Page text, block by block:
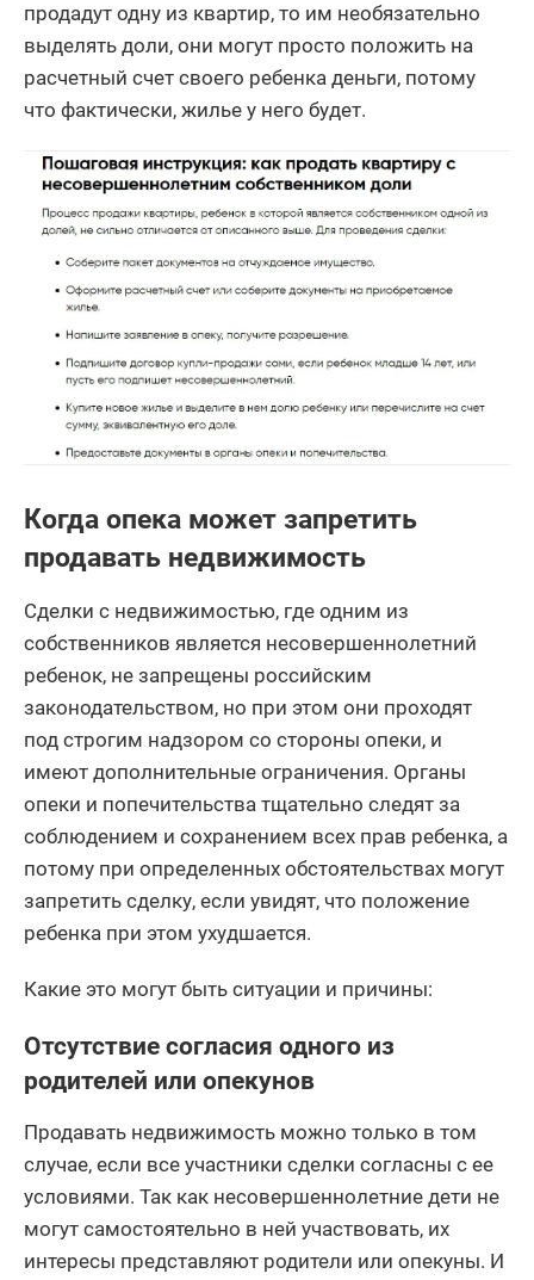
продадут одну из квартир, то им необязательно
выделять доли, они могут просто положить на
расчетный счет своего ребенка деньги, потому
что фактически, жилье у него будет.
Когда опека может запретить
продавать недвижимость
Сделки с недвижимостью, где одним из
собственников является несовершеннолетний
ребенок, не запрещены российским
законодательством, но при этом они проходят
под строгим надзором со стороны опеки, и
имеют дополнительные ограничения. Органы
опеки и попечительства тщательно следят за
соблюдением и сохранением всех прав ребенка, а
потому при определенных обстоятельствах могут
запретить сделку, если увидят, что положение
ребенка при этом ухудшается.
Какие это могут быть ситуации и причины:
Отсутствие согласия одного из
родителей или опекунов
Продавать недвижимость можно только в том
случае, если все участники сделки согласны с ее
условиями. Так как несовершеннолетние дети не
могут самостоятельно в ней участвовать, их
интересы представляют родители или опекуны. И